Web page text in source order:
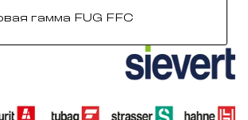
гамма FUG FFC